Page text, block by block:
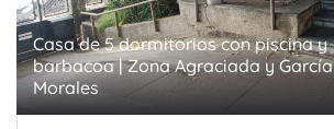
Casa de 5 dormitorios con piscina y
barbacoa | Zona Agraciada y García
Morales